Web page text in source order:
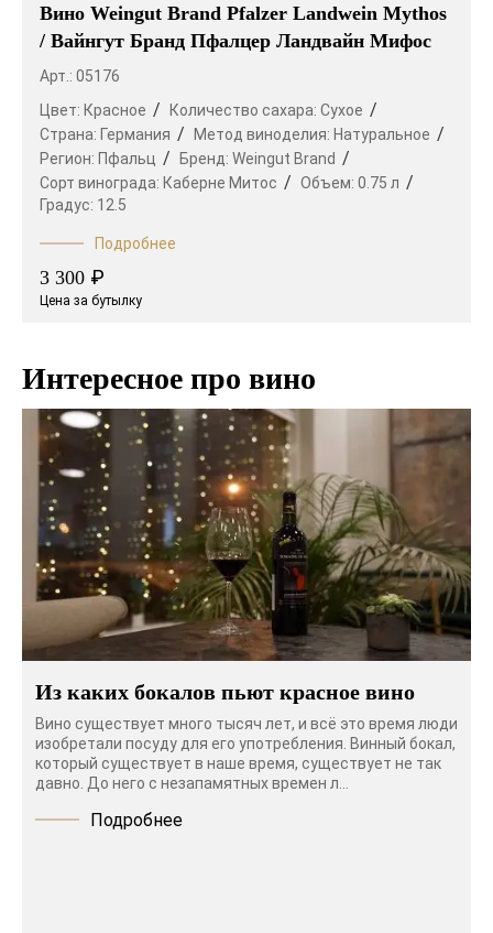
Вино Weingut Brand Pfalzer Landwein Mythos
/ Вайнгут Бранд Пфалцер Ландвайн Мифос
Арт.: 05176
Цвет: Красное Количество сахара: Сухое
Страна: Германия Метод виноделия: Натуральное
Регион: Пфальц Бренд: Weingut Brand
Сорт винограда: Каберне Митос Объем: 0.75 л
Градус: 12.5
Подробнее
3 300 ₽
Цена за бутылку
Интересное про вино
Из каких бокалов пьют красное вино
Вино существует много тысяч лет, и всё это время люди
изобретали посуду для его употребления. Винный бокал,
который существует в наше время, существует не так
давно. До него с незапамятных времен л...
Подробнее